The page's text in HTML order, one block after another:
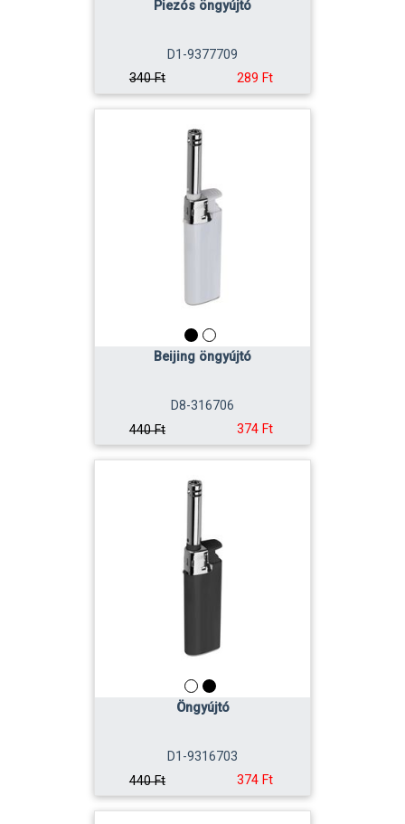
Piezós öngyújtó
D1-9377709
340 Ft
289 Ft
Beijing öngyújtó
D8-316706
440 Ft
374 Ft
Öngyújtó
D1-9316703
440 Ft
374 Ft